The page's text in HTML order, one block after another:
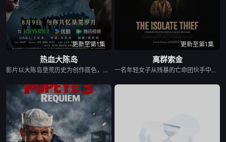
更新至第1集
热血大陈岛
影片以大陈岛垦荒历史为创作底色，在尊重历史真实性的前提下，以年轻化、科技化的光影语言活化红色记忆，生动诠释了“艰苦创业、奋发图强、无私奉献、开拓创新”的大陈岛垦荒精神，斩获第五届亚洲国际青年电影展金兰奖“最佳AI影片”等两个奖项。
更新至第1集
离群索金
一名年轻女子从残暴的亡命团伙手中劫走了一批黄金，一路逃到边境荒原深处的偏远哨站暂避。歹徒很快循着踪迹追来，迅速控制了这座孤立无援的据点，将她困在其中。致命凛冬席卷荒原，暴雪封死了所有退路，没有外援也没有退路。女子只能依靠对地形的熟悉和过人的智谋，与一众歹徒周旋博弈。在这片无人援手的荒蛮之地，活下去本身就是一场充斥着狡诈与背叛的危险游戏，而黄金，就是所有人赌上性命的筹码。